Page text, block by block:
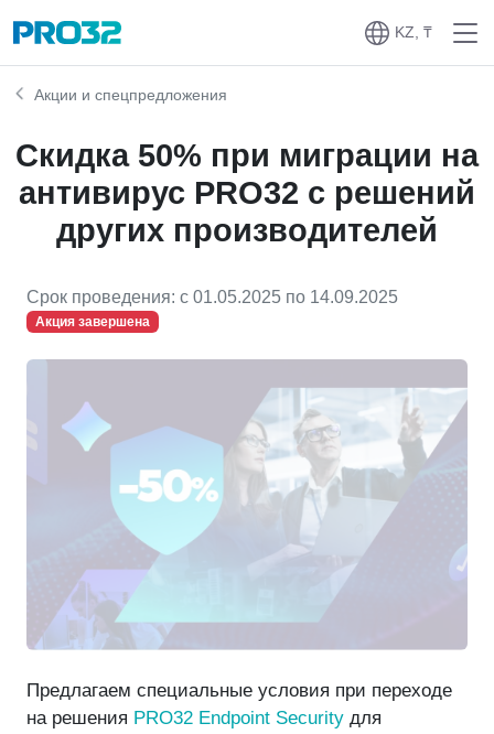
KZ, ₸
Акции и спецпредложения
Скидка 50% при миграции на
антивирус PRO32 с решений
других производителей
Срок проведения: c 01.05.2025 по 14.09.2025
Акция завершена
Предлагаем специальные условия при переходе
на решения PRO32 Endpoint Security для